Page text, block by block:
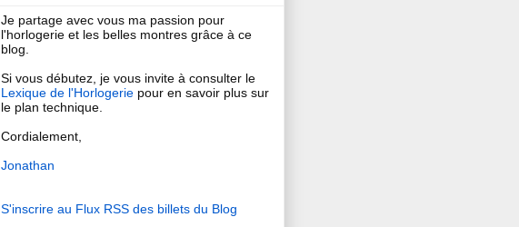
Je partage avec vous ma passion pour
l'horlogerie et les belles montres grâce à ce
blog.
Si vous débutez, je vous invite à consulter le
Lexique de l'Horlogerie pour en savoir plus sur
le plan technique.
Cordialement,
Jonathan
S'inscrire au Flux RSS des billets du Blog